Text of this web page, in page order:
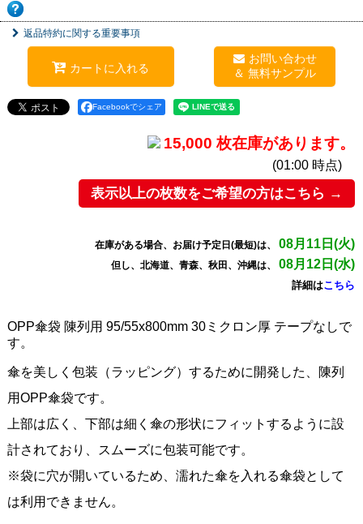
返品特約に関する重要事項
カートに入れる
お問い合わせ
Facebookでシェア
15,000 枚在庫があります。
(01:00 時点)
表示以上の枚数をご希望の方はこちら →
在庫がある場合、お届け予定日(最短)は、 08月11日(火)
但し、北海道、青森、秋田、沖縄は、 08月12日(水)
詳細はこちら
OPP傘袋 陳列用 95/55x800mm 30ミクロン厚 テープなしで
す。
傘を美しく包装（ラッピング）するために開発した、陳列
用OPP傘袋です。
上部は広く、下部は細く傘の形状にフィットするように設
計されており、スムーズに包装可能です。
※袋に穴が開いているため、濡れた傘を入れる傘袋として
は利用できません。